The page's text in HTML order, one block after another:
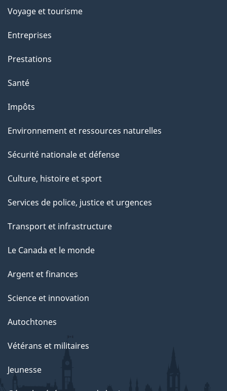
a
g
"
Voyage et tourisme
Entreprises
Prestations
Santé
Impôts
Environnement et ressources naturelles
Sécurité nationale et défense
Culture, histoire et sport
Services de police, justice et urgences
Transport et infrastructure
Le Canada et le monde
Argent et finances
Science et innovation
Autochtones
Vétérans et militaires
Jeunesse